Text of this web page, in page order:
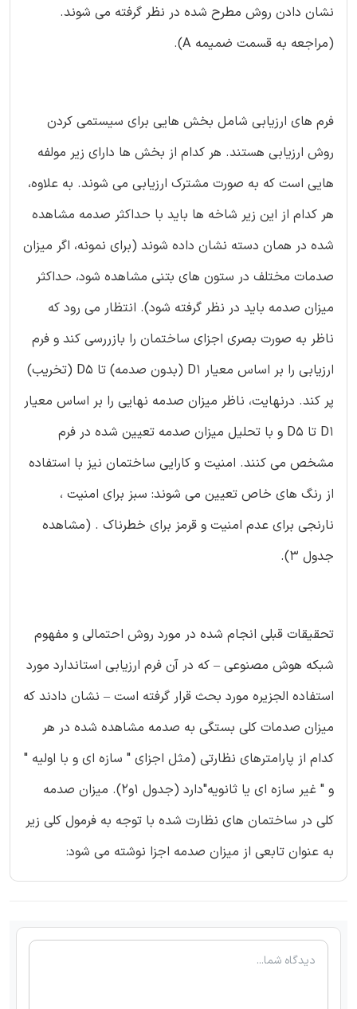
نشان دادن روش مطرح شده در نظر گرفته می شوند.
(مراجعه به قسمت ضمیمه A).
فرم های ارزیابی شامل بخش هایی برای سیستمی کردن
روش ارزیابی هستند. هر کدام از بخش ها دارای زیر مولفه
هایی است که به صورت مشترک ارزیابی می شوند. به علاوه،
هر کدام از این زیر شاخه ها باید با حداکثر صدمه مشاهده
شده در همان دسته نشان داده شوند (برای نمونه، اگر میزان
صدمات مختلف در ستون های بتنی مشاهده شود، حداکثر
میزان صدمه باید در نظر گرفته شود). انتظار می رود که
ناظر به صورت بصری اجزای ساختمان را بازررسی کند و فرم
ارزیابی را بر اساس معیار D1 (بدون صدمه) تا D5 (تخریب)
پر کند. درنهایت، ناظر میزان صدمه نهایی را بر اساس معیار
D1 تا D5 و با تحلیل میزان صدمه تعیین شده در فرم
مشخص می کنند. امنیت و کارایی ساختمان نیز با استفاده
از رنگ های خاص تعیین می شوند: سبز برای امنیت ،
نارنجی برای عدم امنیت و قرمز برای خطرناک . (مشاهده
جدول 3).
تحقیقات قبلی انجام شده در مورد روش احتمالی و مفهوم
شبکه هوش مصنوعی – که در آن فرم ارزیابی استاندارد مورد
استفاده الجزیره مورد بحث قرار گرفته است – نشان دادند که
میزان صدمات کلی بستگی به صدمه مشاهده شده در هر
کدام از پارامترهای نظارتی (مثل اجزای " سازه ای و با اولیه "
و " غیر سازه ای یا ثانویه"دارد (جدول 1و2). میزان صدمه
کلی در ساختمان های نظارت شده با توجه به فرمول کلی زیر
به عنوان تابعی از میزان صدمه اجزا نوشته می شود: